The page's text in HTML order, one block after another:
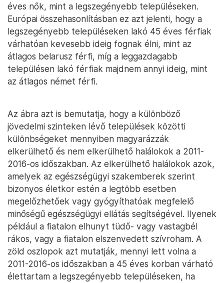
éves nők, mint a legszegényebb településeken.
Európai összehasonlításban ez azt jelenti, hogy a
legszegényebb településeken lakó 45 éves férfiak
várhatóan kevesebb ideig fognak élni, mint az
átlagos belarusz férfi, míg a leggazdagabb
településen lakó férfiak majdnem annyi ideig, mint
az átlagos német férfi.
Az ábra azt is bemutatja, hogy a különböző
jövedelmi szinteken lévő települések közötti
különbségeket mennyiben magyarázzák
elkerülhető és nem elkerülhető halálokok a 2011-
2016-os időszakban. Az elkerülhető halálokok azok,
amelyek az egészségügyi szakemberek szerint
bizonyos életkor estén a legtöbb esetben
megelőzhetőek vagy gyógyíthatóak megfelelő
minőségű egészségügyi ellátás segítségével. Ilyenek
például a fiatalon elhunyt tüdő- vagy vastagbél
rákos, vagy a fiatalon elszenvedett szívroham. A
zöld oszlopok azt mutatják, mennyi lett volna a
2011-2016-os időszakban a 45 éves korban várható
élettartam a legszegényebb településeken, ha